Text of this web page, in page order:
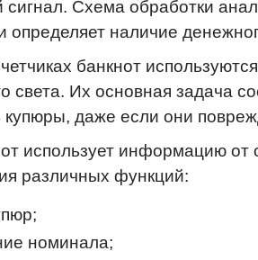
сигнал. Схема обработки
наличие
банкнот
света. Их основная задача
купюры, даже если они
использует информацию от
различных функций:
номинала;